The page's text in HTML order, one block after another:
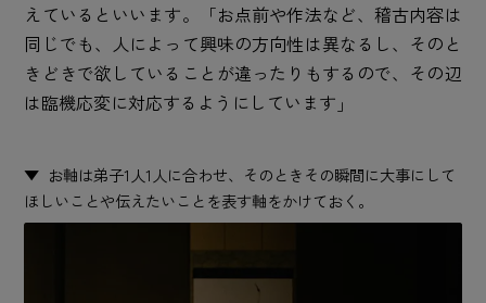
えているといいます。「お点前や作法など、稽古内容は
同じでも、人によって興味の方向性は異なるし、そのと
きどきで欲していることが違ったりもするので、その辺
は臨機応変に対応するようにしています」
お軸は弟子1人1人に合わせ、そのときその瞬間に大事にして
ほしいことや伝えたいことを表す軸をかけておく。